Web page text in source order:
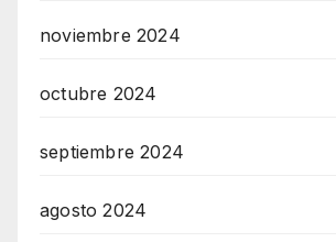
noviembre 2024
octubre 2024
septiembre 2024
agosto 2024